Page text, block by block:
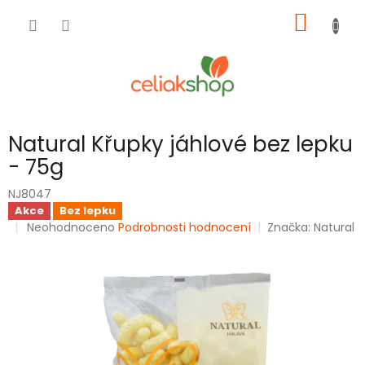
KOŠÍK
Natural Křupky jáhlové bez lepku
- 75g
NJ8047
Akce Bez lepku
Průměrné
Neohodnoceno Podrobnosti hodnocení Značka: Natural